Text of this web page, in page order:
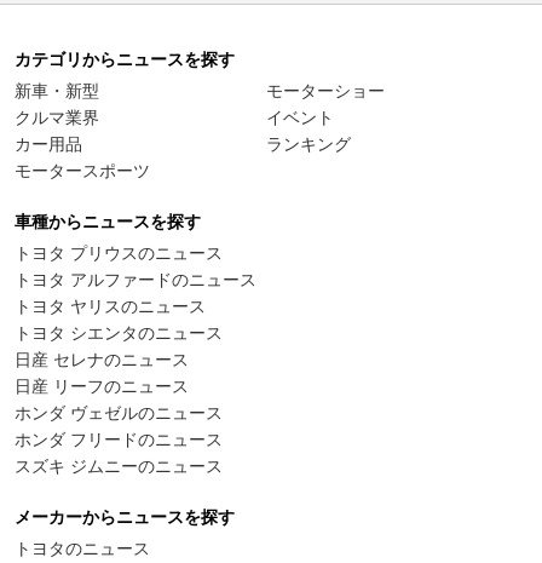
カテゴリからニュースを探す
新車・新型
クルマ業界
カー用品
モータースポーツ
モーターショー
イベント
ランキング
車種からニュースを探す
トヨタ プリウスのニュース
トヨタ アルファードのニュース
トヨタ ヤリスのニュース
トヨタ シエンタのニュース
日産 セレナのニュース
日産 リーフのニュース
ホンダ ヴェゼルのニュース
ホンダ フリードのニュース
スズキ ジムニーのニュース
メーカーからニュースを探す
トヨタのニュース